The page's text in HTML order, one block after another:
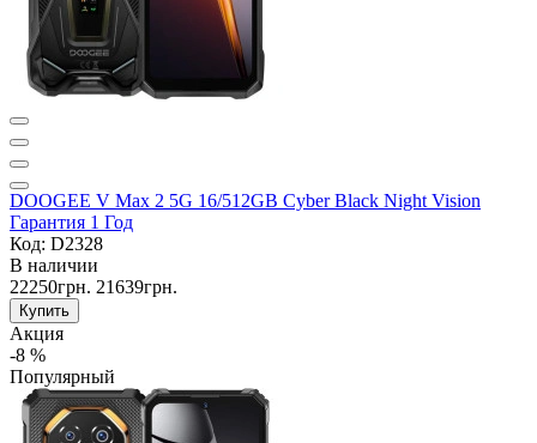
DOOGEE V Max 2 5G 16/512GB Cyber Black Night Vision
Гарантия 1 Год
Код: D2328
В наличии
22250грн. 21639грн.
Купить
Акция
-8 %
Популярный